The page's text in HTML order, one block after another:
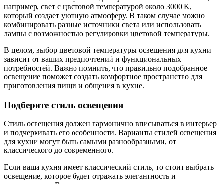
например, свет с цветовой температурой около 3000 K,
который создает уютную атмосферу. В таком случае можно
комбинировать разные источники света или использовать
лампы с возможностью регулировки цветовой температуры.
В целом, выбор цветовой температуры освещения для кухни
зависит от ваших предпочтений и функциональных
потребностей. Важно помнить, что правильно подобранное
освещение поможет создать комфортное пространство для
приготовления пищи и общения в кухне.
Подберите стиль освещения
Стиль освещения должен гармонично вписываться в интерьер
и подчеркивать его особенности. Варианты стилей освещения
для кухни могут быть самыми разнообразными, от
классического до современного.
Если ваша кухня имеет классический стиль, то стоит выбрать
освещение, которое будет отражать элегантность и